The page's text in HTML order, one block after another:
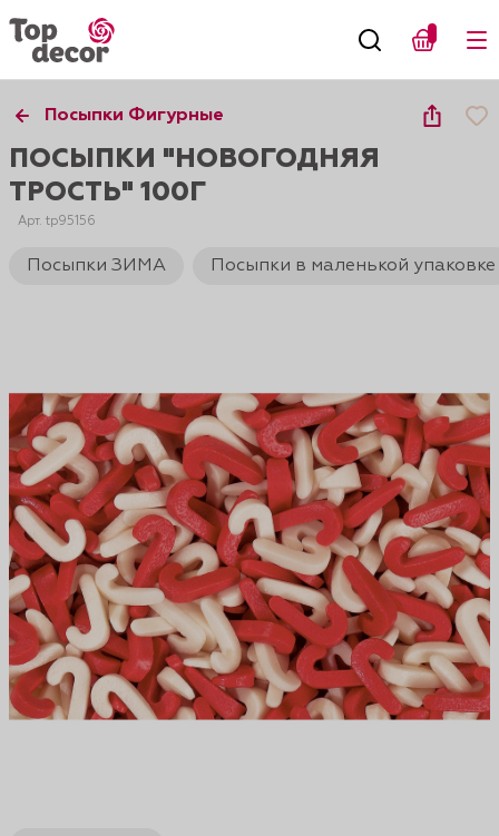
Посыпки Фигурные
ПОСЫПКИ "НОВОГОДНЯЯ
ТРОСТЬ" 100Г
Арт. tp95156
Посыпки ЗИМА Посыпки в маленькой упаковке